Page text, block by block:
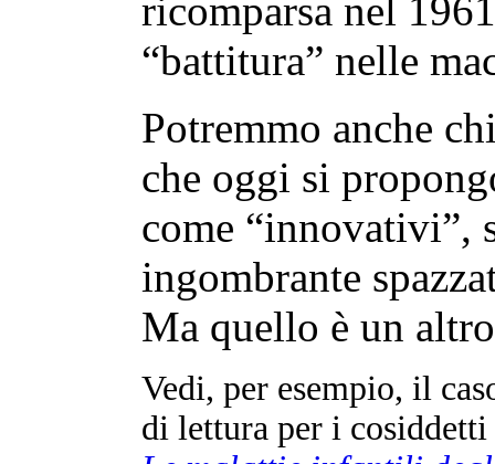
ricomparsa nel
“battitura” nelle
Potremmo anche
che oggi si
come “innovativi”,
ingombrante
Ma quello è un
Vedi, per esempio, il
di lettura per i cosiddetti